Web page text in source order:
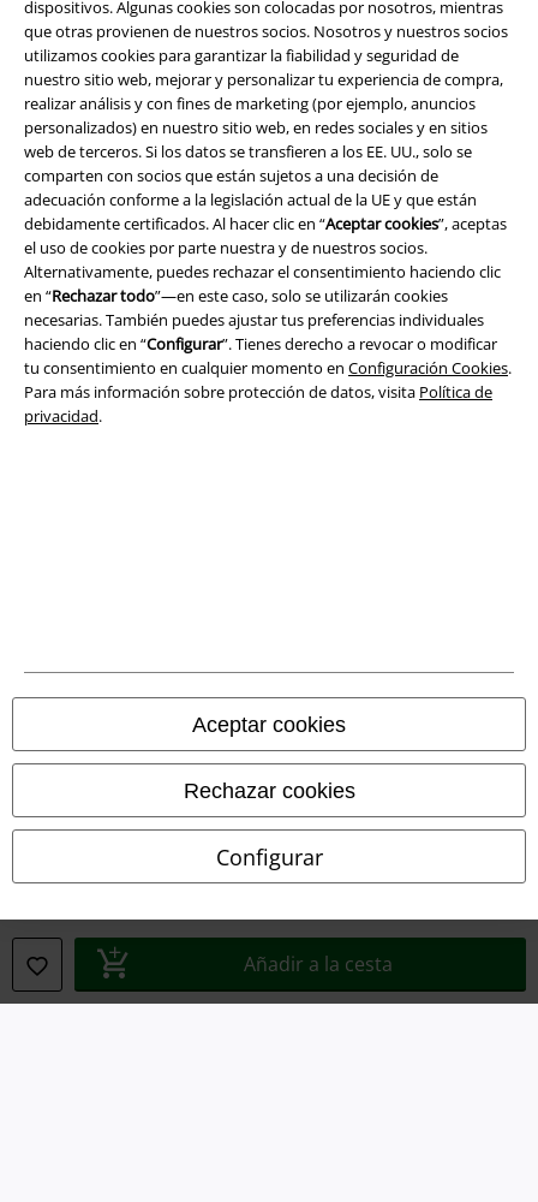
dispositivos. Algunas cookies son colocadas por nosotros, mientras
que otras provienen de nuestros socios. Nosotros y nuestros socios
utilizamos cookies para garantizar la fiabilidad y seguridad de
nuestro sitio web, mejorar y personalizar tu experiencia de compra,
realizar análisis y con fines de marketing (por ejemplo, anuncios
personalizados) en nuestro sitio web, en redes sociales y en sitios
web de terceros. Si los datos se transfieren a los EE. UU., solo se
comparten con socios que están sujetos a una decisión de
adecuación conforme a la legislación actual de la UE y que están
debidamente certificados. Al hacer clic en “Aceptar cookies”, aceptas
el uso de cookies por parte nuestra y de nuestros socios.
Alternativamente, puedes rechazar el consentimiento haciendo clic
en “Rechazar todo”—en este caso, solo se utilizarán cookies
necesarias. También puedes ajustar tus preferencias individuales
haciendo clic en “Configurar”. Tienes derecho a revocar o modificar
tu consentimiento en cualquier momento en Configuración Cookies.
Para más información sobre protección de datos, visita Política de
privacidad.
Aceptar cookies
Rechazar cookies
Configurar
Añadir a la cesta
A Warner Music Group Company
Seguridad
Ley protección de datos
Eliminación de residuos y protección del medioambiente
Información sobre accesibilidad
Configuración Cookies
Cancelar pedido